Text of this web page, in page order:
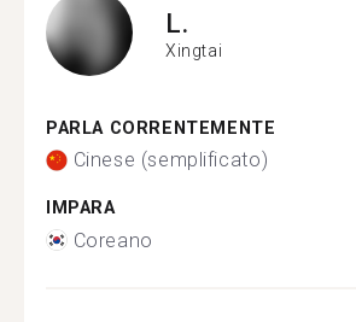
L.
Xingtai
PARLA CORRENTEMENTE
Cinese (semplificato)
IMPARA
Coreano